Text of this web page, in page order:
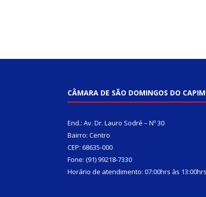
CÂMARA DE SÃO DOMINGOS DO CAPIM
End.: Av. Dr. Lauro Sodré – Nº 30
Bairro: Centro
CEP: 68635-000
Fone: (91) 99218-7330
Horário de atendimento: 07:00hrs às 13:00hrs